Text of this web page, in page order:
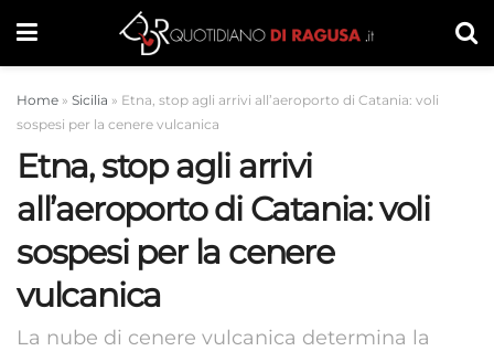
Home » Sicilia » Etna, stop agli arrivi all’aeroporto di Catania: voli
sospesi per la cenere vulcanica
Etna, stop agli arrivi
all’aeroporto di Catania: voli
sospesi per la cenere
vulcanica
La nube di cenere vulcanica determina la